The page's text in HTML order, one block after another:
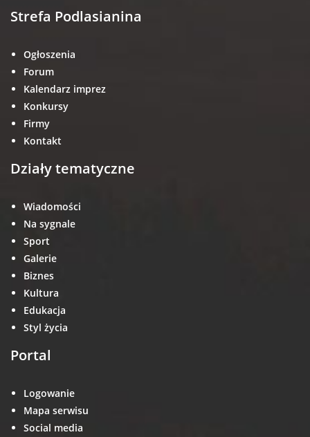
Strefa Podlasianina
Ogłoszenia
Forum
Kalendarz imprez
Konkursy
Firmy
Kontakt
Działy tematyczne
Wiadomości
Na sygnale
Sport
Galerie
Biznes
Kultura
Edukacja
Styl życia
Portal
Logowanie
Mapa serwisu
Social media